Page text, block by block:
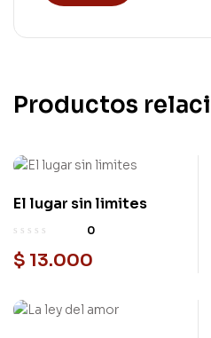
Productos
El lugar sin limites
0
$ 13.000